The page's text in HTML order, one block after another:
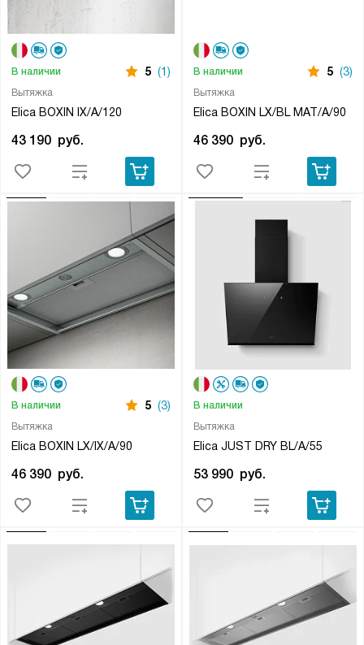
Вытяжка
Elica BOXIN IX/A/120
В наличии 5 (1)
43 190 руб.
Вытяжка
Elica BOXIN LX/BL MAT/A/90
В наличии 5 (3)
46 390 руб.
Вытяжка
Elica BOXIN LX/IX/A/90
В наличии 5 (3)
46 390 руб.
Вытяжка
Elica JUST DRY BL/A/55
В наличии
53 990 руб.